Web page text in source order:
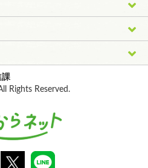
Rights Reserved.